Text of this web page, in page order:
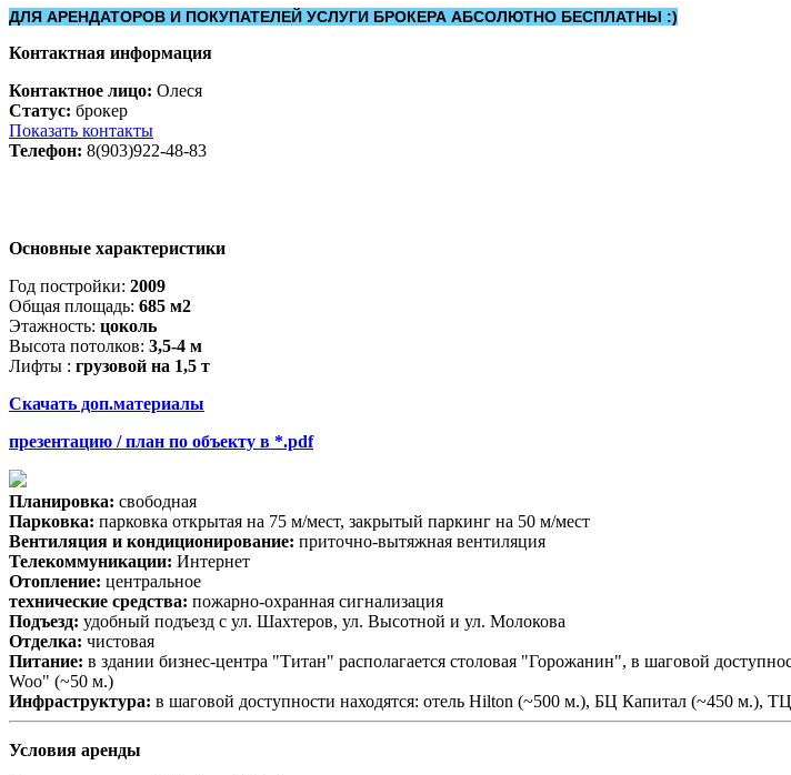
ДЛЯ АРЕНДАТОРОВ И ПОКУПАТЕЛЕЙ УСЛУГИ БРОКЕРА АБСОЛЮТНО БЕСПЛАТНЫ :)
Контактная информация
Контактное лицо: Олеся
Статус: брокер
Показать контакты
Телефон: 8(903)922-48-83
Основные характеристики
Год постройки: 2009
Общая площадь: 685 м2
Этажность: цоколь
Высота потолков: 3,5-4 м
Лифты : грузовой на 1,5 т
Скачать доп.материалы
презентацию / план по объекту в *.pdf
Планировка: свободная
Парковка: парковка открытая на 75 м/мест, закрытый паркинг на 50 м/мест
Вентиляция и кондиционирование: приточно-вытяжная вентиляция
Телекоммуникации: Интернет
Отопление: центральное
технические средства: пожарно-охранная сигнализация
Подъезд: удобный подъезд с ул. Шахтеров, ул. Высотной и ул. Молокова
Отделка: чистовая
Питание: в здании бизнес-центра "Титан" располагается столовая "Горожанин", в шаговой
Woo" (~50 м.)
Инфраструктура: в шаговой доступности находятся: отель Hilton (~500 м.), БЦ Капитал (~450 м.),
Условия аренды